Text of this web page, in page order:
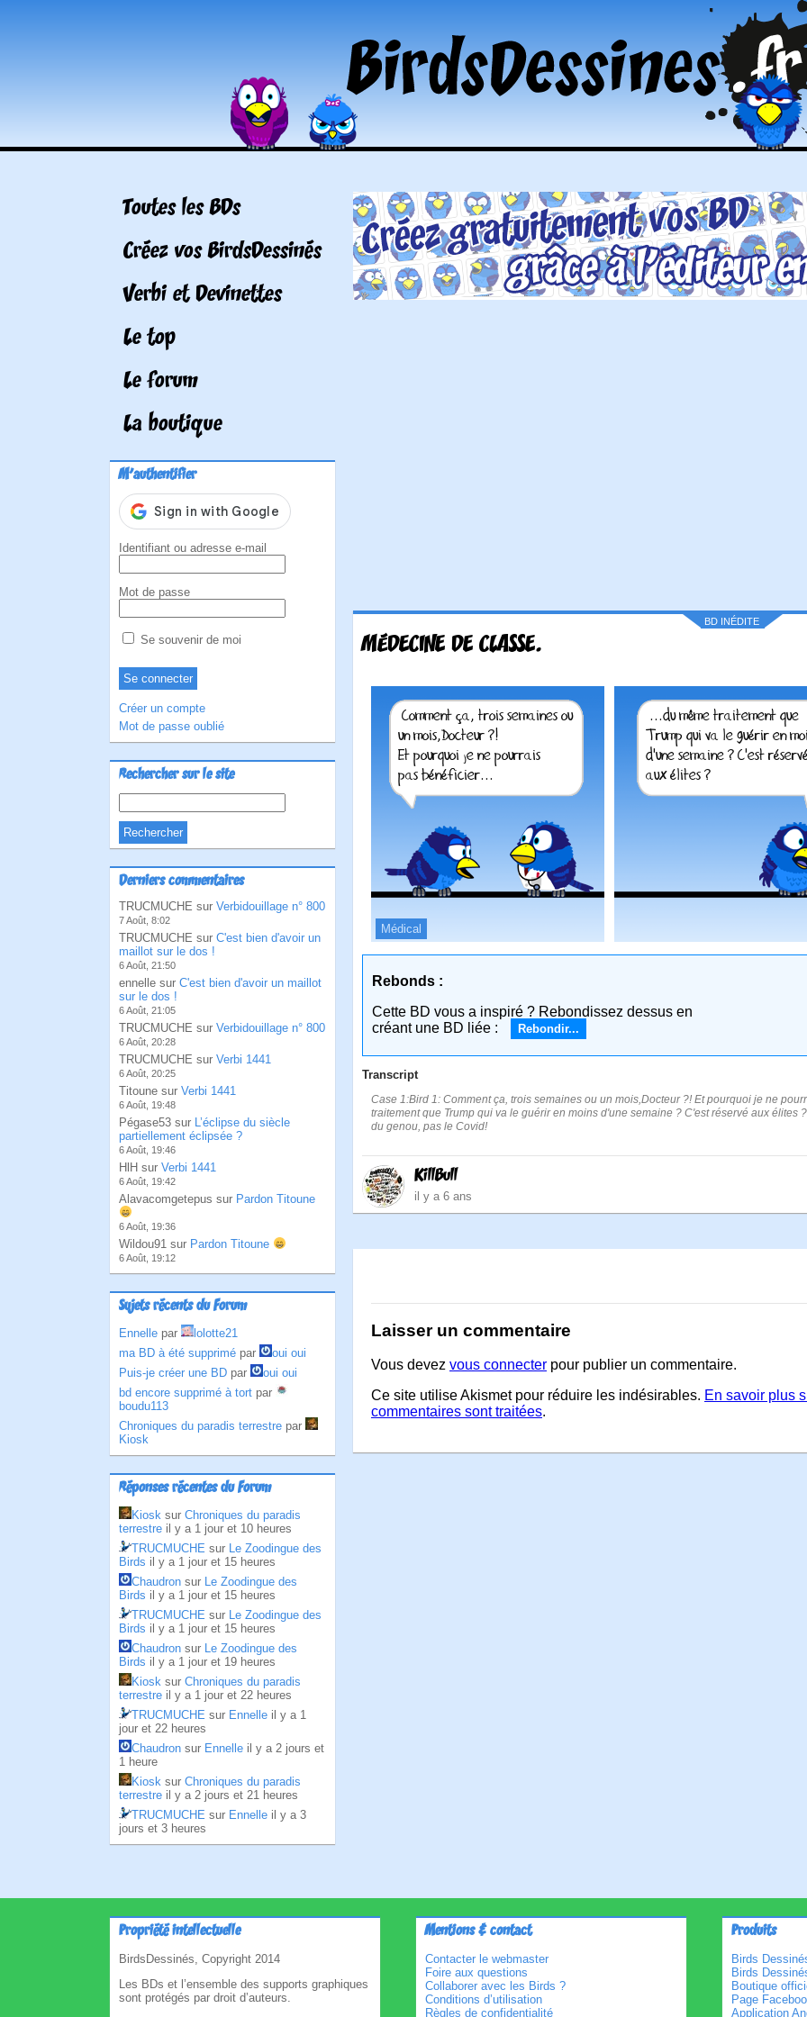
Toutes les BDs
Créez vos BirdsDessinés
Verbi et Devinettes
Le top
Le forum
La boutique
M'authentifier
Identifiant ou adresse e-mail
Mot de passe
Se souvenir de moi
Créer un compte
Mot de passe oublié
Rechercher sur le site
Derniers commentaires
TRUCMUCHE sur Verbidouillage n° 800
7 Août, 8:02
TRUCMUCHE sur C'est bien d'avoir un
maillot sur le dos !
6 Août, 21:50
ennelle sur C'est bien d'avoir un maillot
sur le dos !
6 Août, 21:05
TRUCMUCHE sur Verbidouillage n° 800
6 Août, 20:28
TRUCMUCHE sur Verbi 1441
6 Août, 20:25
Titoune sur Verbi 1441
6 Août, 19:48
Pégase53 sur L’éclipse du siècle
partiellement éclipsée ?
6 Août, 19:46
HlH sur Verbi 1441
6 Août, 19:42
Alavacomgetepus sur Pardon Titoune
6 Août, 19:36
Wildou91 sur Pardon Titoune
6 Août, 19:12
Sujets récents du Forum
Ennelle par
lolotte21
ma BD à été supprimé par
oui oui
Puis-je créer une BD par
oui oui
bd encore supprimé à tort par
boudu113
Chroniques du paradis terrestre par
Kiosk
Réponses récentes du Forum
Kiosk sur Chroniques du paradis
terrestre il y a 1 jour et 10 heures
TRUCMUCHE sur Le Zoodingue des
Birds il y a 1 jour et 15 heures
Chaudron sur Le Zoodingue des
Birds il y a 1 jour et 15 heures
TRUCMUCHE sur Le Zoodingue des
Birds il y a 1 jour et 15 heures
Chaudron sur Le Zoodingue des
Birds il y a 1 jour et 19 heures
Kiosk sur Chroniques du paradis
terrestre il y a 1 jour et 22 heures
TRUCMUCHE sur Ennelle il y a 1
jour et 22 heures
Chaudron sur Ennelle il y a 2 jours et
1 heure
Kiosk sur Chroniques du paradis
terrestre il y a 2 jours et 21 heures
TRUCMUCHE sur Ennelle il y a 3
jours et 3 heures
BD INÉDITE
MÉDECINE DE CLASSE.
Médical
Rebonds :
Cette BD vous a inspiré ? Rebondissez dessus en
créant une BD liée :
Rebondir...
Transcript
Case 1:Bird 1: Comment ça, trois semaines ou un mois,Docteur ?! Et pourquoi je ne
traitement que Trump qui va le guérir en moins d'une semaine ? C'est réservé aux élites
du genou, pas le Covid!
KillBull
il y a 6 ans
Laisser un commentaire
Vous devez vous connecter pour publier un commentaire.
Ce site utilise Akismet pour réduire les indésirables. En savoir plus
commentaires sont traitées.
Propriété intellectuelle
BirdsDessinés, Copyright 2014
Les BDs et l’ensemble des supports graphiques
sont protégés par droit d’auteurs.
Mentions & contact
Contacter le webmaster
Foire aux questions
Collaborer avec les Birds ?
Conditions d’utilisation
Règles de confidentialité
Produits
Birds
Birds
Boutique
Page
Application